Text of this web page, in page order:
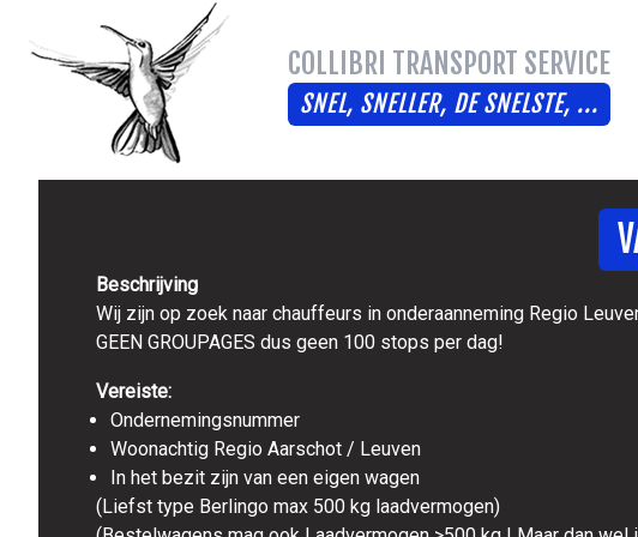
COLLIBRI TRANSPORT SERVICE
SNEL, SNELLER, DE SNELSTE, ...
Beschrijving
Wij zijn op zoek naar chauffeurs in onderaanneming Regio
GEEN GROUPAGES dus geen 100 stops per dag!
Vereiste:
Ondernemingsnummer
Woonachtig Regio Aarschot / Leuven
In het bezit zijn van een eigen wagen
(Liefst type Berlingo max 500 kg laadvermogen)